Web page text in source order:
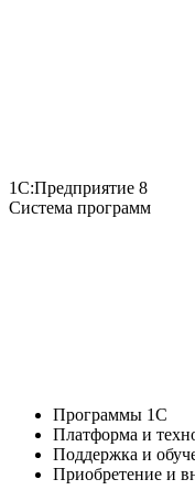
1С:Предприятие 8
Система программ
Программы 1С
Платформа и
Поддержка и
Приобретение и